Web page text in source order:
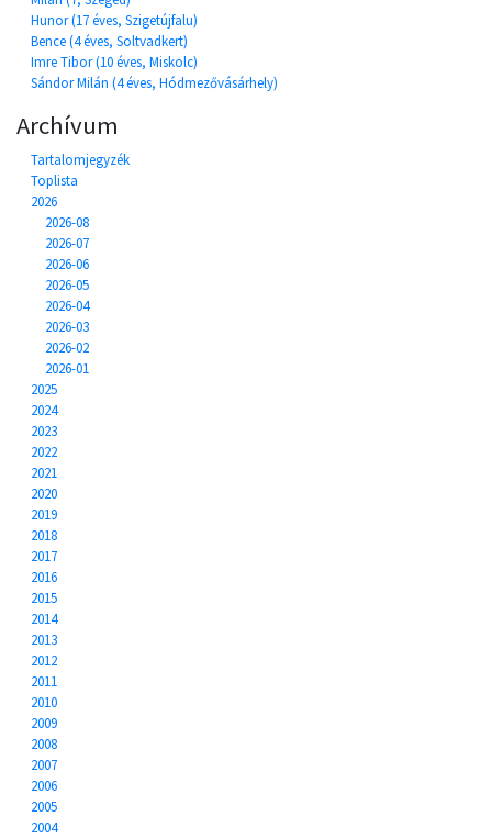
Hunor (17 éves, Szigetújfalu)
Bence (4 éves, Soltvadkert)
Imre Tibor (10 éves, Miskolc)
Sándor Milán (4 éves, Hódmezővásárhely)
Archívum
Tartalomjegyzék
Toplista
2026
2026-08
2026-07
2026-06
2026-05
2026-04
2026-03
2026-02
2026-01
2025
2024
2023
2022
2021
2020
2019
2018
2017
2016
2015
2014
2013
2012
2011
2010
2009
2008
2007
2006
2005
2004